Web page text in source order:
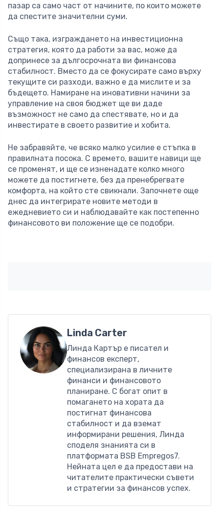
пазар са само част от начините, по които можете
да спестите значителни суми.
Също така, изграждането на инвестиционна
стратегия, която да работи за вас, може да
допринесе за дългосрочната ви финансова
стабилност. Вместо да се фокусирате само върху
текущите си разходи, важно е да мислите и за
бъдещето. Намиране на иновативни начини за
управление на своя бюджет ще ви даде
възможност не само да спестявате, но и да
инвестирате в своето развитие и хобита.
Не забравяйте, че всяко малко усилие е стъпка в
правилната посока. С времето, вашите навици ще
се променят, и ще се изненадате колко много
можете да постигнете, без да пренебрегвате
комфорта, на който сте свикнали. Започнете още
днес да интегрирате новите методи в
ежедневието си и наблюдавайте как постепенно
финансовото ви положение ще се подобри.
Linda Carter
Линда Картър е писател и
финансов експерт,
специализирана в личните
финанси и финансовото
планиране. С богат опит в
помагането на хората да
постигнат финансова
стабилност и да вземат
информирани решения, Линда
споделя знанията си в
платформата BSB Empregos7.
Нейната цел е да предостави на
читателите практически съвети
и стратегии за финансов успех.